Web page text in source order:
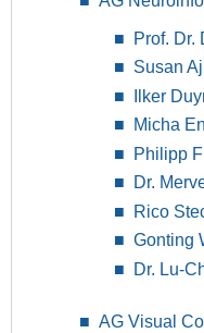
Prof. Dr.
Susan
Ilker
Micha
Philipp
Dr.
Rico
Gonting
Dr. Lu-
AG Visual